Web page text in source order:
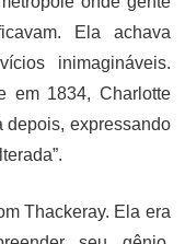
Ela achava
inimagináveis.
em 1834, Charlotte
depois, expressando
Thackeray. Ela era